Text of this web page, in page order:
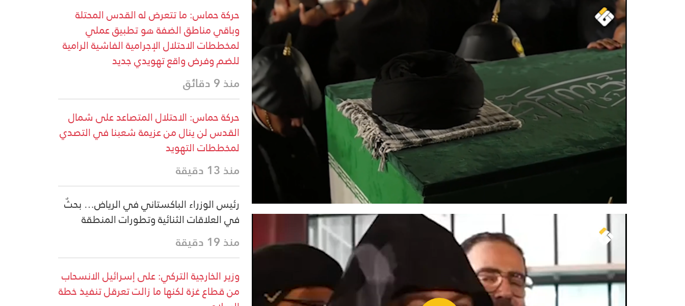
حركة حماس: ما تتعرض له القدس المحتلة
وباقي مناطق الضفة هو تطبيق عملي
لمخططات الاحتلال الإجرامية الفاشية الرامية
للضم وفرض واقع تهويدي جديد
منذ 9 دقائق
حركة حماس: الاحتلال المتصاعد على شمال
القدس لن ينال من عزيمة شعبنا في التصدي
لمخططات التهويد
منذ 13 دقيقة
رئيس الوزراء الباكستاني في الرياض… بحثٌ
في العلاقات الثنائية وتطورات المنطقة
منذ 19 دقيقة
وزير الخارجية التركي: على إسرائيل الانسحاب
من قطاع غزة لكنها ما زالت تعرقل تنفيذ خطة